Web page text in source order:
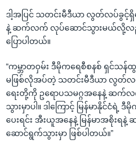
ဒါ့အပြင် သတင်းမီဒီယာ လွတ်လပ်ခွ
နဲ့ ဆက်လက် လုပ်ဆောင်သွားမယ်လို့လည်း
ပြောပါတယ်။
“ကမ္ဘာတဝှမ်း ဒီမိုကရေစီစနစ် ရှင်သန်
မဖြစ်လိုအပ်တဲ့ သတင်းမီဒီယာ လွတ်လ
ရေးတို့ကို ဥရောပသမဂ္ဂအနေနဲ့ ဆက်
သွားမှာပါ။ ဒါကြောင့် မြန်မာနိုင်ငံရဲ့
ပေးရင်း အီးယူအနေနဲ့ မြန်မာအစို
ဆောင်ရွက်သွားမှာ ဖြစ်ပါတယ်။”